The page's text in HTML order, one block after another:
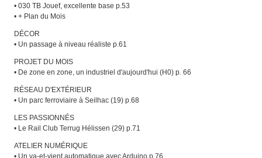
• 030 TB Jouef, excellente base p.53
• + Plan du Mois
DÉCOR
• Un passage à niveau réaliste p.61
PROJET DU MOIS
• De zone en zone, un industriel d'aujourd'hui (H0) p. 66
RÉSEAU D'EXTÉRIEUR
• Un parc ferroviaire à Seilhac (19) p.68
LES PASSIONNÉS
• Le Rail Club Terrug Hélissen (29) p.71
ATELIER NUMÉRIQUE
• Un va-et-vient automatique avec Arduino p.76